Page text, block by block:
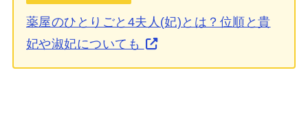
薬屋のひとりごと4夫人(妃)とは？位順と貴
妃や淑妃についても